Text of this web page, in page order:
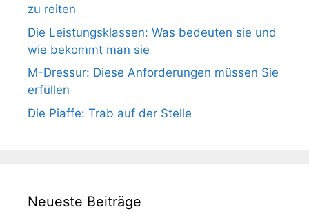
zu reiten
Die Leistungsklassen: Was bedeuten sie und
wie bekommt man sie
M-Dressur: Diese Anforderungen müssen Sie
erfüllen
Die Piaffe: Trab auf der Stelle
Neueste Beiträge